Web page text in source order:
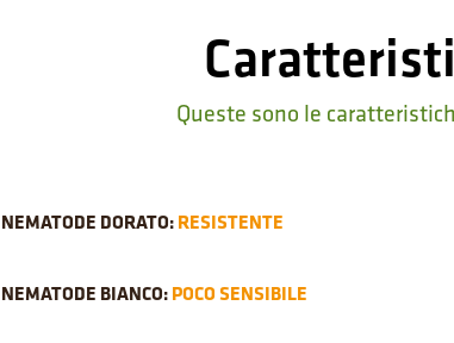
Queste sono le
NEMATODE DORATO:RESISTENTE
NEMATODE BIANCO:POCO SENSIBILE